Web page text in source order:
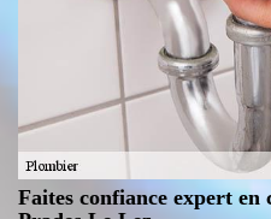
Faites confiance expert en